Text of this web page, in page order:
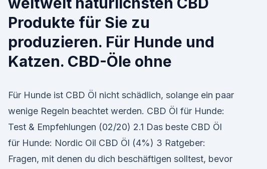
Produkte für Sie zu
produzieren. Für Hunde und
Katzen. CBD-Öle ohne
Für Hunde ist CBD Öl nicht schädlich, solange ein paar
wenige Regeln beachtet werden. CBD Öl für Hunde:
Test & Empfehlungen (02/20) 2.1 Das beste CBD Öl
für Hunde: Nordic Oil CBD Öl (4%) 3 Ratgeber:
Fragen, mit denen du dich beschäftigen solltest, bevor